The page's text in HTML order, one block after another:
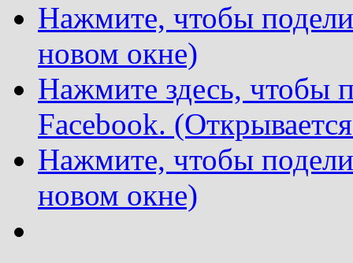
Нажмите, чтобы
новом окне)
Нажмите здесь, чтобы
Facebook.
Нажмите, чтобы
новом окне)